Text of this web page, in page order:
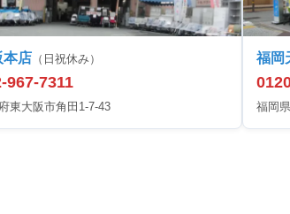
本店 （日祝休み）
967-7311
東大阪市角田1-7-43
福岡
福岡